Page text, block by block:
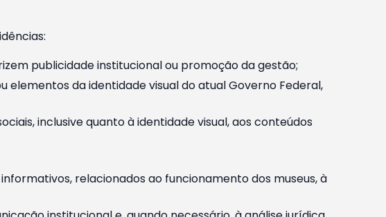
publicidade institucional ou promoção da gestão;
da identidade visual do atual Governo Federal,
inclusive quanto à identidade visual, aos conteúdos
relacionados ao funcionamento dos museus, à